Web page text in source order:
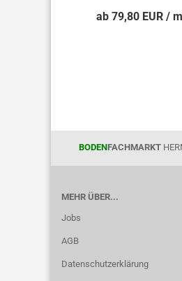
ab 79,80 EUR /
BODENFACHMARKT
MEHR ÜBER...
Jobs
AGB
Datenschutzerklärung